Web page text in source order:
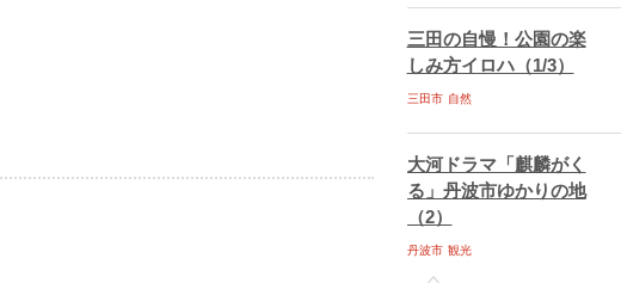
三田の自慢！公園の楽
しみ方イロハ（1/3）
三田市 自然
大河ドラマ「麒麟がく
る」丹波市ゆかりの地
（2）
丹波市 観光